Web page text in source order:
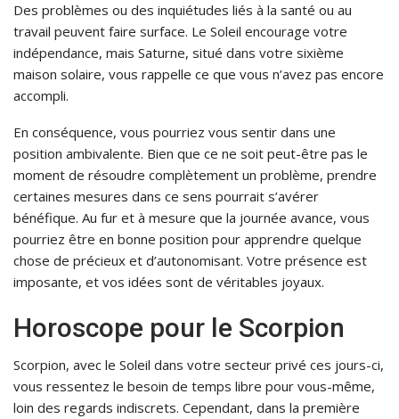
Des problèmes ou des inquiétudes liés à la santé ou au
travail peuvent faire surface. Le Soleil encourage votre
indépendance, mais Saturne, situé dans votre sixième
maison solaire, vous rappelle ce que vous n’avez pas encore
accompli.
En conséquence, vous pourriez vous sentir dans une
position ambivalente. Bien que ce ne soit peut-être pas le
moment de résoudre complètement un problème, prendre
certaines mesures dans ce sens pourrait s’avérer
bénéfique. Au fur et à mesure que la journée avance, vous
pourriez être en bonne position pour apprendre quelque
chose de précieux et d’autonomisant. Votre présence est
imposante, et vos idées sont de véritables joyaux.
Horoscope pour le Scorpion
Scorpion, avec le Soleil dans votre secteur privé ces jours-ci,
vous ressentez le besoin de temps libre pour vous-même,
loin des regards indiscrets. Cependant, dans la première